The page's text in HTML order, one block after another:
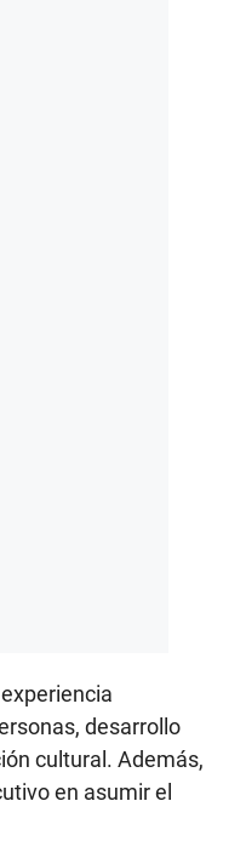
desarrollo
cultural. Además,
en asumir el